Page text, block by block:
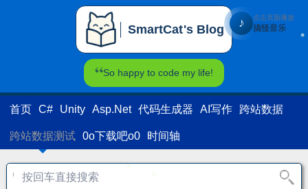
SmartCat's Blog
SmartCat's Blog
So happy to code my life!
首页 C# Unity Asp.Net 代码生成器 AI写作 跨站数据
跨站数据测试 0o下载吧o0 时间轴
♪ 点击页面播放
搞怪音乐